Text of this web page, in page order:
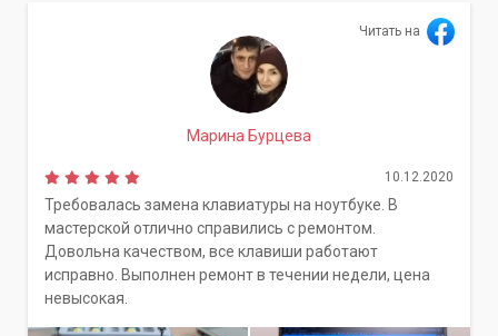
Читать на
Марина Бурцева
10.12.2020
Требовалась замена клавиатуры на ноутбуке. В
мастерской отлично справились с ремонтом.
Довольна качеством, все клавиши работают
исправно. Выполнен ремонт в течении недели, цена
невысокая.